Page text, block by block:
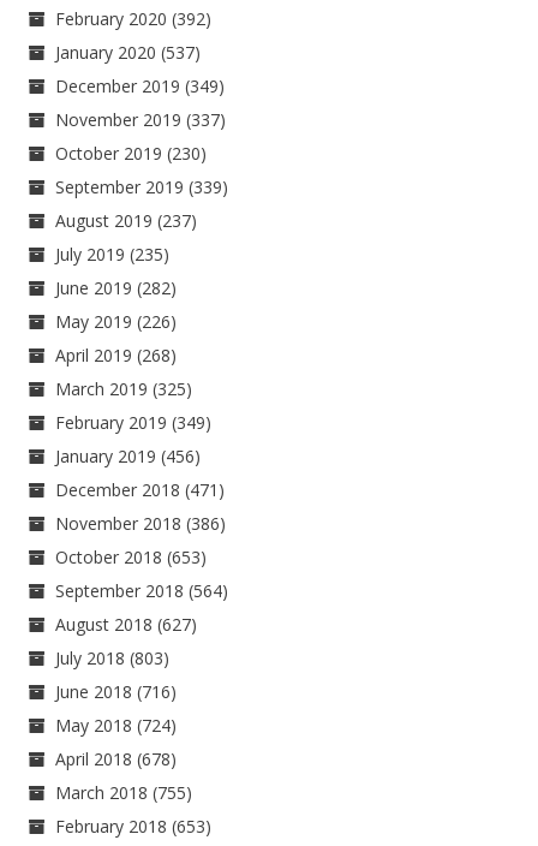
February 2020 (392)
January 2020 (537)
December 2019 (349)
November 2019 (337)
October 2019 (230)
September 2019 (339)
August 2019 (237)
July 2019 (235)
June 2019 (282)
May 2019 (226)
April 2019 (268)
March 2019 (325)
February 2019 (349)
January 2019 (456)
December 2018 (471)
November 2018 (386)
October 2018 (653)
September 2018 (564)
August 2018 (627)
July 2018 (803)
June 2018 (716)
May 2018 (724)
April 2018 (678)
March 2018 (755)
February 2018 (653)